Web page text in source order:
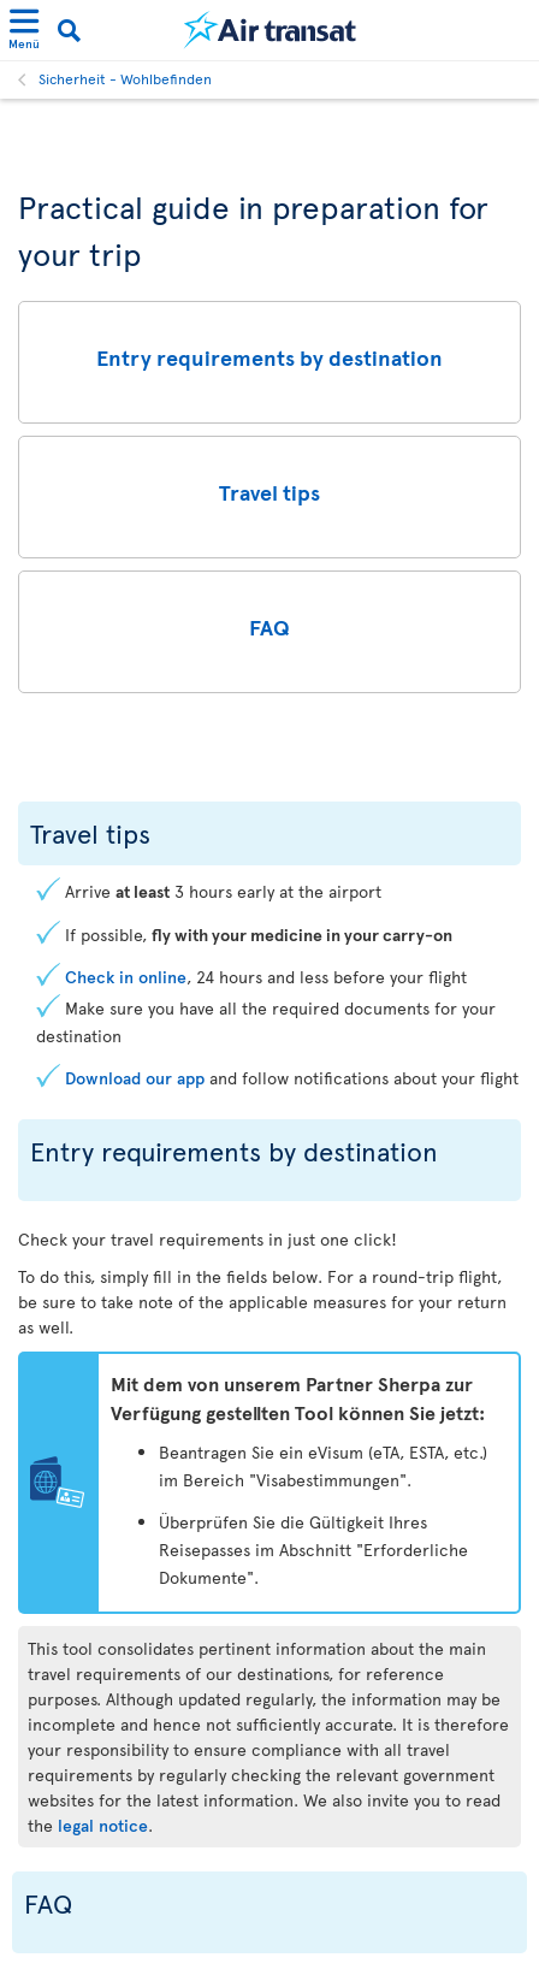
Menü
Sicherheit - Wohlbefinden
Practical guide in preparation for
your trip
Entry requirements by destination
Travel tips
FAQ
Travel tips
Arrive at least 3 hours early at the airport
If possible, fly with your medicine in your carry-on
Check in online, 24 hours and less before your flight
Make sure you have all the required documents for your
destination
Download our app and follow notifications about your flight
Entry requirements by destination
Check your travel requirements in just one click!
To do this, simply fill in the fields below. For a round-trip flight,
be sure to take note of the applicable measures for your return
as well.
Mit dem von unserem Partner Sherpa zur
Verfügung gestellten Tool können Sie jetzt:
Beantragen Sie ein eVisum (eTA, ESTA, etc.)
im Bereich "Visabestimmungen".
Überprüfen Sie die Gültigkeit Ihres
Reisepasses im Abschnitt "Erforderliche
Dokumente".
This tool consolidates pertinent information about the main
travel requirements of our destinations, for reference
purposes. Although updated regularly, the information may be
incomplete and hence not sufficiently accurate. It is therefore
your responsibility to ensure compliance with all travel
requirements by regularly checking the relevant government
websites for the latest information. We also invite you to read
the legal notice.
FAQ